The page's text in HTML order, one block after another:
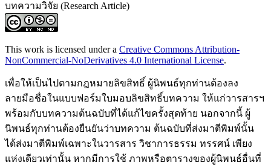
บทความวิจัย (Research Article)
This work is licensed under a Creative Commons Attribution-
NonCommercial-NoDerivatives 4.0 International License.
เพื่อให้เป็นไปตามกฎหมายลิขสิทธิ์ ผู้นิพนธ์ทุกท่านต้องลง
ลายมือชื่อในแบบฟอร์มใบมอบลิขสิทธิ์บทความ ให้แก่วารสารฯ
พร้อมกับบทความต้นฉบับที่ได้แก้ไขครั้งสุดท้าย นอกจากนี้ ผู้
นิพนธ์ทุกท่านต้องยืนยันว่าบทความ ต้นฉบับที่ส่งมาตีพิมพ์นั้น
ได้ส่งมาตีพิมพ์เฉพาะในวารสาร วิชาการธรรม ทรรศน์ เพียง
แห่งเดียวเท่านั้น หากมีการใช้ ภาพหรือตารางของผู้นิพนธ์อื่นที่